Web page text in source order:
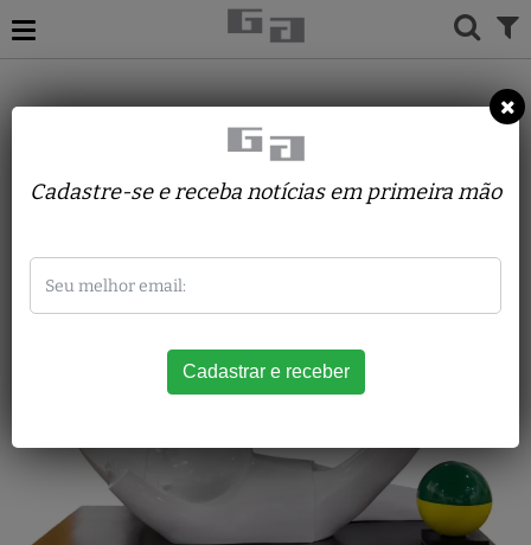
Inos Corradin
Cadastre-se e receba notícias em primeira mão